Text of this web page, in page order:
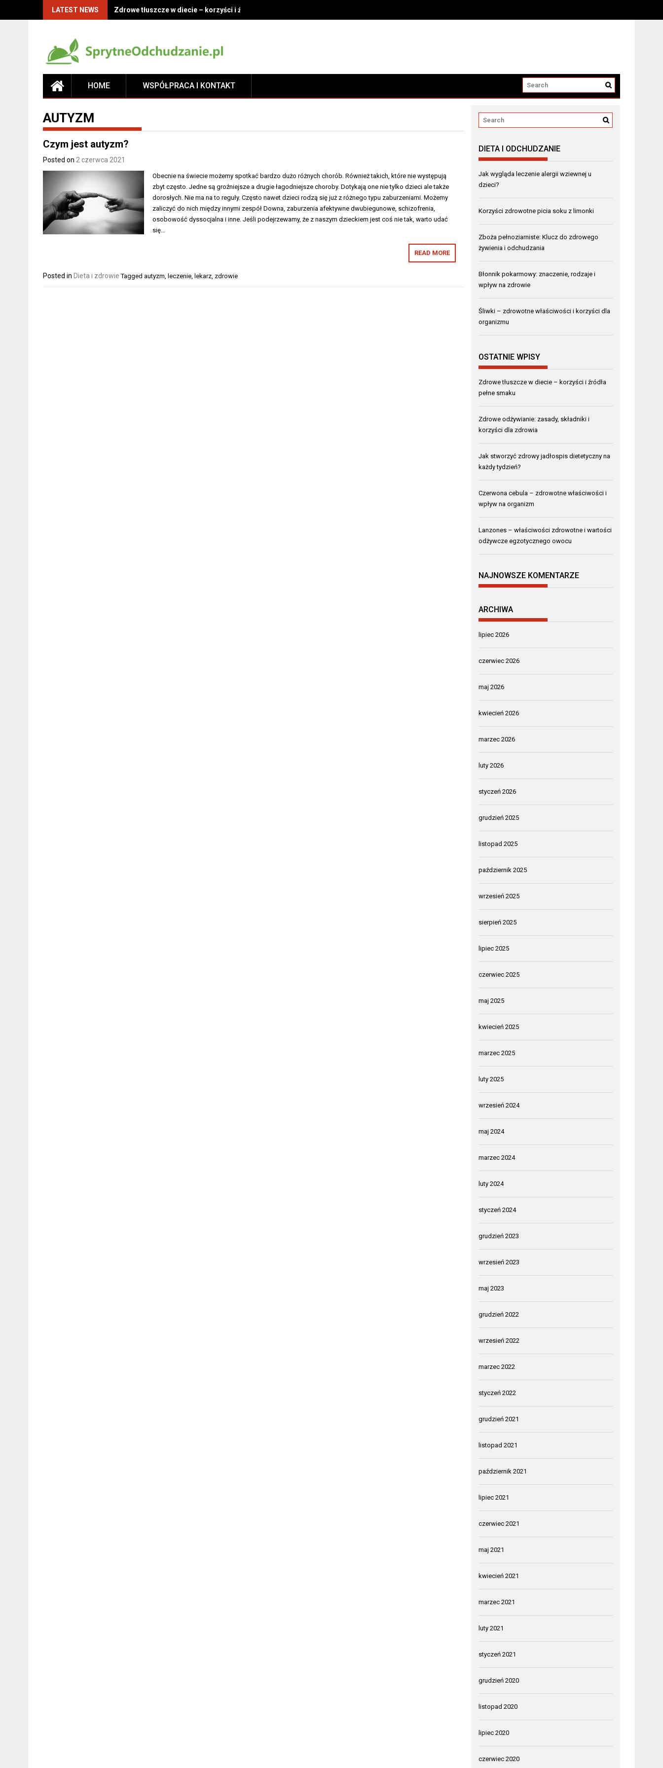
LATEST NEWS Zdrowe tłuszcze w diecie – korzyści i źródła pełne smaku
HOME WSPÓŁPRACA I KONTAKT
AUTYZM
Czym jest autyzm?
Posted on 2 czerwca 2021
Obecnie na świecie możemy spotkać bardzo dużo różnych chorób. Również takich, które nie występują
zbyt często. Jedne są groźniejsze a drugie łagodniejsze choroby. Dotykają one nie tylko dzieci ale także
dorosłych. Nie ma na to reguły. Często nawet dzieci rodzą się już z różnego typu zaburzeniami. Możemy
zaliczyć do nich między innymi zespół Downa, zaburzenia afektywne dwubiegunowe, schizofrenia,
osobowość dyssocjalna i inne. Jeśli podejrzewamy, że z naszym dzieckiem jest coś nie tak, warto udać
się…
READ MORE
Posted in Dieta i zdrowie Tagged autyzm leczenie lekarz zdrowie
DIETA I ODCHUDZANIE
Jak wygląda leczenie alergii wziewnej u
dzieci?
Korzyści zdrowotne picia soku z limonki
Zboża pełnoziarniste: Klucz do zdrowego
żywienia i odchudzania
Błonnik pokarmowy: znaczenie, rodzaje i
wpływ na zdrowie
Śliwki – zdrowotne właściwości i korzyści dla
organizmu
OSTATNIE WPISY
Zdrowe tłuszcze w diecie – korzyści i źródła
pełne smaku
Zdrowe odżywianie: zasady, składniki i
korzyści dla zdrowia
Jak stworzyć zdrowy jadłospis dietetyczny na
każdy tydzień?
Czerwona cebula – zdrowotne właściwości i
wpływ na organizm
Lanzones – właściwości zdrowotne i wartości
odżywcze egzotycznego owocu
NAJNOWSZE KOMENTARZE
ARCHIWA
lipiec 2026
czerwiec 2026
maj 2026
kwiecień 2026
marzec 2026
luty 2026
styczeń 2026
grudzień 2025
listopad 2025
październik 2025
wrzesień 2025
sierpień 2025
lipiec 2025
czerwiec 2025
maj 2025
kwiecień 2025
marzec 2025
luty 2025
wrzesień 2024
maj 2024
marzec 2024
luty 2024
styczeń 2024
grudzień 2023
wrzesień 2023
maj 2023
grudzień 2022
wrzesień 2022
marzec 2022
styczeń 2022
grudzień 2021
listopad 2021
październik 2021
lipiec 2021
czerwiec 2021
maj 2021
kwiecień 2021
marzec 2021
luty 2021
styczeń 2021
grudzień 2020
listopad 2020
lipiec 2020
czerwiec 2020